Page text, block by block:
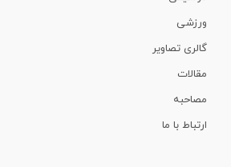
ورزشی
گالری تصاویر
مقالات
مصاحبه
ارتباط با ما